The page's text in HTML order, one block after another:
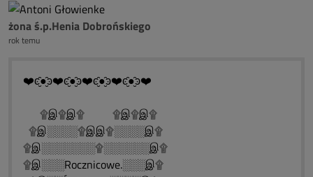
żona ś.p.Henia Dobrońskiego
rok temu
❤️ͼ̮̑●̮̑ͽ❤️ͼ̮̑●̮̑ͽ❤️ͼ̮̑●̮̑ͽ❤️ͼ̮̑●̮̑ͽ❤️
۩இ۩இ۩ ۩இ۩இ۩
۩இ░░░░۩இஇ۩░░░░இ۩
۩இ░░░░░░░۩░░░░░░இ۩
۩இ░░░Rocznicowe.░░░இ۩